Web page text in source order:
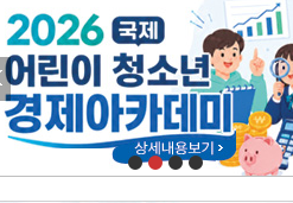
문재필-여름_저녁무렵의호수
이 한편의 시조[전체보기]
참선 /오기환
고향 /김진규
주말 영화 박스오피스[전체보기]